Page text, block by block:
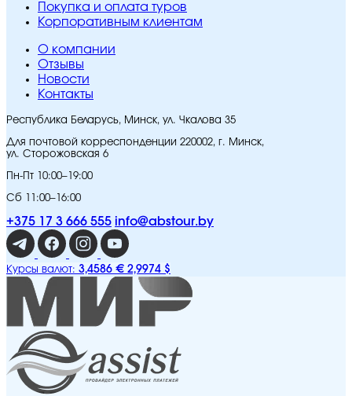
Покупка и оплата туров
Корпоративным клиентам
O компании
Отзывы
Новости
Контакты
Республика Беларусь, Минск, ул. Чкалова 35
Для почтовой корреспонденции 220002, г. Минск,
ул. Сторожовская 6
Пн-Пт 10:00–19:00
Сб 11:00–16:00
+375 17 3 666 555 info@abstour.by
Курсы валют: 3,4586 € 2,9974 $